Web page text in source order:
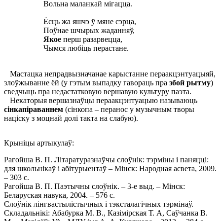
Вольна маланкай мігацца.
Ёсць жа яшчэ ў мяне сэрца,
Поўнае шчырых жаданняў,
Якое перш разарвецца,
Чымся любіць перастане.
Мастацка непрадвызначанае карыстанне пераакцэнтуацыяй,
злоўжыванне ёй (у гэтым выпадку гавораць пра збой рытму)
сведчыць пра недастатковую вершавую культуру паэта.
Некаторыя вершазнаўцы пераакцэнтуацыю называюць
сінкапіраваннем (сінкопа – перанос у музычным творы
націску з моцнай долі такта на слабую).
Крыніцы артыкулаў:
Рагойша В. П. Літаратуразнаўчы слоўнік: тэрміны i паняцці:
для школьнікаў i абітурыентаў – Мінск: Народная асвета, 2009.
– 303 с.
Рагойша В. П. Паэтычны слоўнік. – 3-е выд. – Мінск:
Беларуская навука, 2004. – 576 с.
Слоўнік лінгвастылістычных і тэксталагічных тэрмінаў.
Складальнікі: Абабурка М. В., Казімірская Т. А, Саўчанка В.